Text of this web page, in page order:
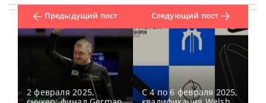
Предыдущий пост
2 февраля 2025,
Следующий пост
C 4 по 6 февраля 2025,